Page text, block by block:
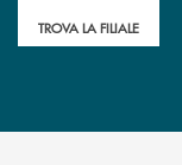
TROVA LA FILIALE